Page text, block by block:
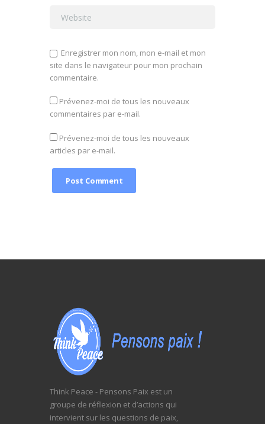
Enregistrer mon nom, mon e-mail et mon
site dans le navigateur pour mon prochain
commentaire.
Prévenez-moi de tous les nouveaux
commentaires par e-mail.
Prévenez-moi de tous les nouveaux
articles par e-mail.
Think Peace - Pensons Paix est un
groupe de réflexion et d’actions qui
intervient sur les questions de paix,